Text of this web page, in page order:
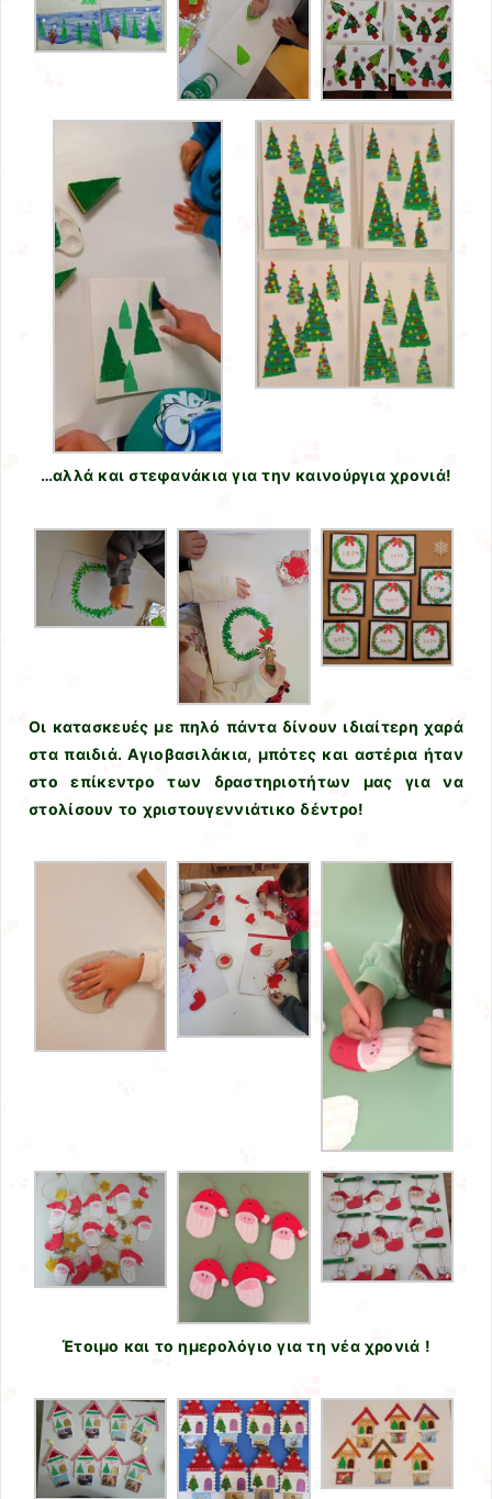
…αλλά και στεφανάκια για την καινούργια χρονιά!
Οι κατασκευές με πηλό πάντα δίνουν ιδιαίτερη χαρά
στα παιδιά. Αγιοβασιλάκια, μπότες και αστέρια ήταν
στο επίκεντρο των δραστηριοτήτων μας για να
στολίσουν το χριστουγεννιάτικο δέντρο!
Έτοιμο και το ημερολόγιο για τη νέα χρονιά !